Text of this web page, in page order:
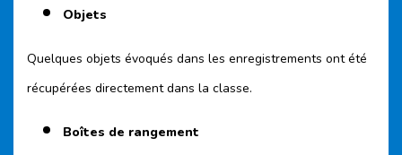
Objets
Quelques objets évoqués dans les enregistrements ont été
récupérées directement dans la classe.
Boîtes de rangement